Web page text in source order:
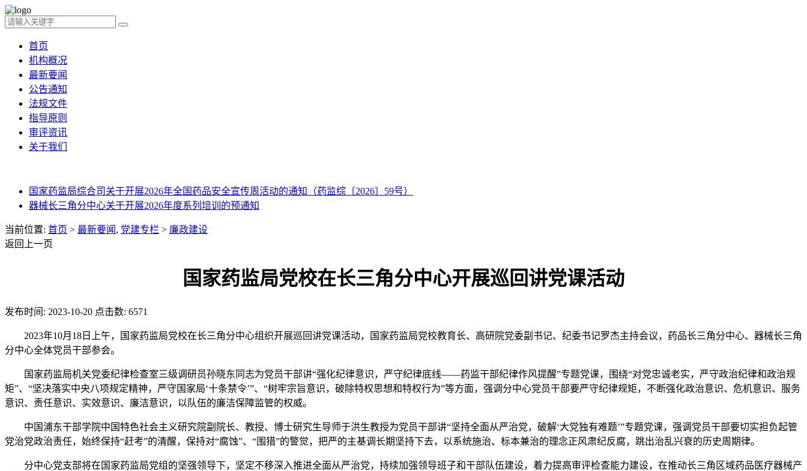
首页
机构概况
最新要闻
公告通知
法规文件
指导原则
审评资讯
关于我们
国家药监局综合司关于开展2026年全国药品安全宣传周活动的通知（药监综〔2026〕59号）
器械长三角分中心关于开展2026年度系列培训的预通知
当前位置: 首页 > 最新要闻 , 党建专栏 > 廉政建设
返回上一页
国家药监局党校在长三角分中心开展巡回讲党课活动
发布时间: 2023-10-20 点击数: 6571
2023年10月18日上午，国家药监局党校在长三角分中心组织开展巡回讲党课活动，国家药监局党校教育长、高研院党委副书记、纪委书记罗杰主持会议，药品长三角分中心、器械长三角
分中心全体党员干部参会。
国家药监局机关党委纪律检查室三级调研员孙晓东同志为党员干部讲“强化纪律意识，严守纪律底线——药监干部纪律作风提醒”专题党课，围绕“对党忠诚老实，严守政治纪律和政治规
矩”、“坚决落实中央八项规定精神，严守国家局‘十条禁令’”、“树牢宗旨意识，破除特权思想和特权行为”等方面，强调分中心党员干部要严守纪律规矩，不断强化政治意识、危机意识、服务
意识、责任意识、实效意识、廉洁意识，以队伍的廉洁保障监管的权威。
中国浦东干部学院中国特色社会主义研究院副院长、教授、博士研究生导师于洪生教授为党员干部讲“坚持全面从严治党，破解‘大党独有难题’”专题党课，强调党员干部要切实担负起管
党治党政治责任，始终保持“赶考”的清醒，保持对“腐蚀”、“围猎”的警觉，把严的主基调长期坚持下去，以系统施治、标本兼治的理念正风肃纪反腐，跳出治乱兴衰的历史周期律。
分中心党支部将在国家药监局党组的坚强领导下，坚定不移深入推进全面从严治党，持续加强领导班子和干部队伍建设，着力提高审评检查能力建设，在推动长三角区域药品医疗器械产